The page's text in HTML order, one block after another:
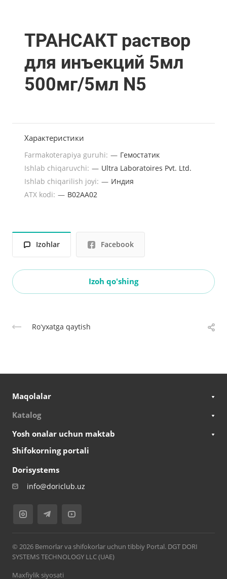
ТРАНСАКТ раствор
для инъекций 5мл
500мг/5мл N5
Характеристики
Farmakoterapiya guruhi: — Гемостатик
Ishlab chiqaruvchi: — Ultra Laboratoires Pvt. Ltd.
Ishlab chiqarilish joyi: — Индия
ATX kodi: — B02AA02
Izohlar Facebook
Izoh qo'shing
Roʻyxatga qaytish
Maqolalar
Katalog
Yosh onalar uchun maktab
Shifokorning portali
Dorisystems
info@doriclub.uz
© 2026 Bemorlar va shifokorlar uchun tibbiy Portal. DGT DORI
SYSTEMS TECHNOLOGY LLC (UAE)
Maxfiylik siyosati